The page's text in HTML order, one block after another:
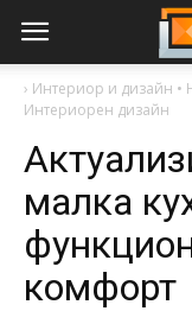
› Интериор и дизайн •
Интериорен дизайн
малка
комфорт